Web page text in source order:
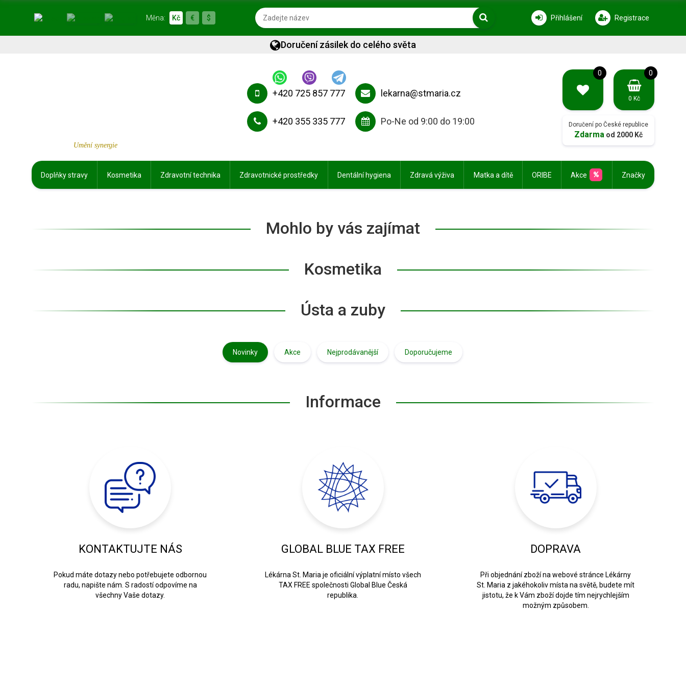
Měna: Kč € $ Přihlášení Registrace
Doručení zásilek do celého světa
Umění synergie
+420 725 857 777
+420 355 335 777
lekarna@stmaria.cz
Po-Ne od 9:00 do 19:00
0 0
0 Kč
Doručení po České republice
Zdarma od 2000 Kč
Doplňky stravy Kosmetika Zdravotní technika Zdravotnické prostředky Dentální hygiena Zdravá výživa Matka a dítě ORIBE Akce Značky
Mohlo by vás zajímat
Kosmetika
Ústa a zuby
Novinky Akce Nejprodávanější Doporučujeme
Informace
KONTAKTUJTE NÁS
Pokud máte dotazy nebo potřebujete odbornou
radu, napište nám. S radostí odpovíme na
všechny Vaše dotazy.
GLOBAL BLUE TAX FREE
Lékárna St. Maria je oficiální výplatní místo všech
TAX FREE společnosti Global Blue Česká
republika.
DOPRAVA
Při objednání zboží na webové stránce Lékárny
St. Maria z jakéhokoliv místa na světě, budete mít
jistotu, že k Vám zboží dojde tím nejrychlejším
možným způsobem.